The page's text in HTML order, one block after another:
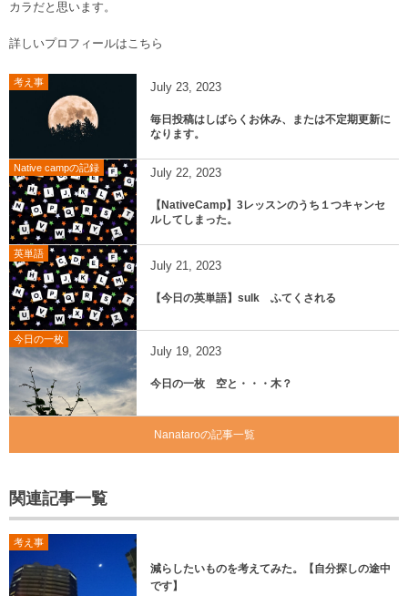
カラだと思います。
詳しいプロフィールはこちら
考え事 July 23, 2023
毎日投稿はしばらくお休み、または不定期更新に
なります。
Native campの記録 July 22, 2023
【NativeCamp】3レッスンのうち１つキャンセ
ルしてしまった。
英単語
July 21, 2023
【今日の英単語】sulk ふてくされる
今日の一枚
July 19, 2023
今日の一枚 空と・・・木？
Nanataroの記事一覧
関連記事一覧
考え事
減らしたいものを考えてみた。【自分探しの途中
です】